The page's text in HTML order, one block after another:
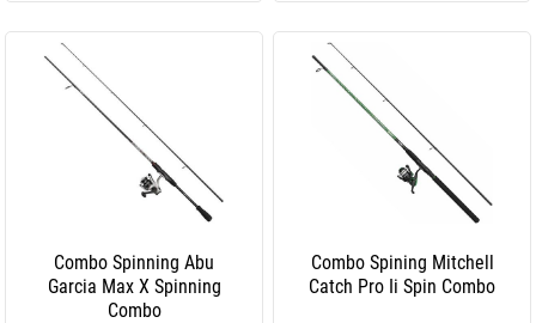
Combo Spinning Abu
Garcia Max X Spinning
Combo
Combo Spining Mitchell
Catch Pro Ii Spin Combo